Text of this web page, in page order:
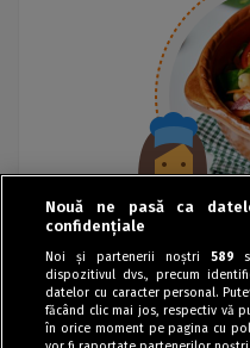
Nouă ne pasă ca
confidențiale
Noi și partenerii noștri 589
dispozitivul dvs., precum
datelor cu caracter personal.
făcând clic mai jos, respectiv vă
în orice moment pe pagina cu